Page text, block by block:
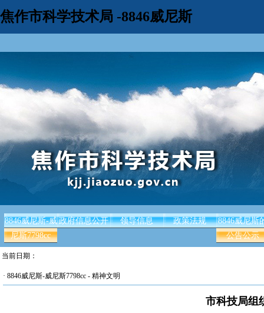
焦作市科学技术局 -8846威尼斯
8846威尼斯-威
尼斯7798cc
政府信息公开 领导信息 政策法规
8846威尼斯
公告公示
当前日期：
· 8846威尼斯-威尼斯7798cc - 精神文明
市科技局组